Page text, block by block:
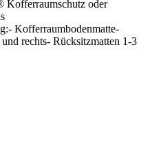
oder
Kofferraumbodenmatte-
rechts- Rücksitzmatten 1-3